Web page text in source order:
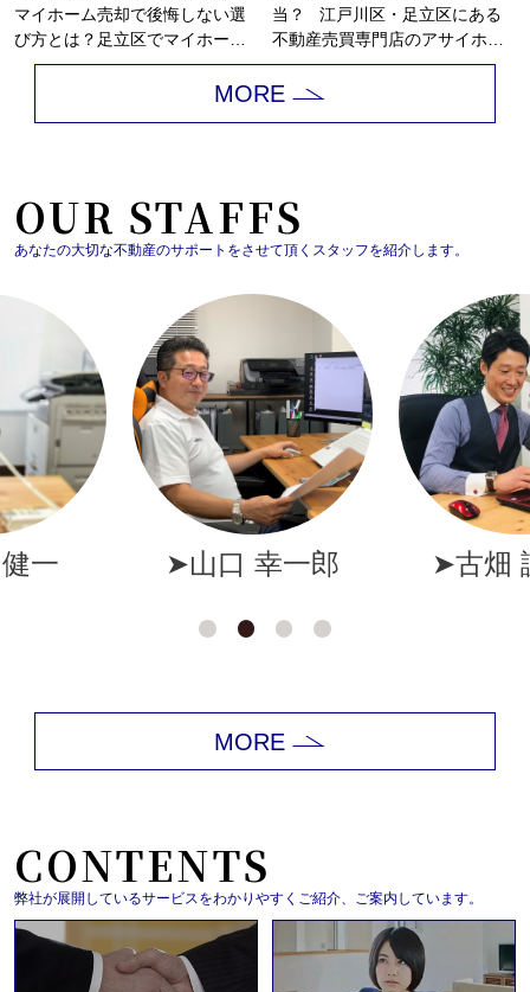
マイホーム売却で後悔しない選
び方とは？足立区でマイホーム
の売却を考え始...
当？ 江戸川区・足立区にある
不動産売買専門店のアサイホ
ー...
MORE
OUR STAFFS
あなたの大切な不動産のサポートをさせて頂くスタッフを紹介します。
郎 ➤古畑 誠一郎 ➤岩井
MORE
CONTENTS
弊社が展開しているサービスをわかりやすくご紹介、ご案内しています。